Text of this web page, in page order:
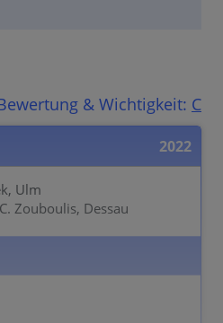
& Wichtigkeit: C
2022
Ulm
Zouboulis, Dessau